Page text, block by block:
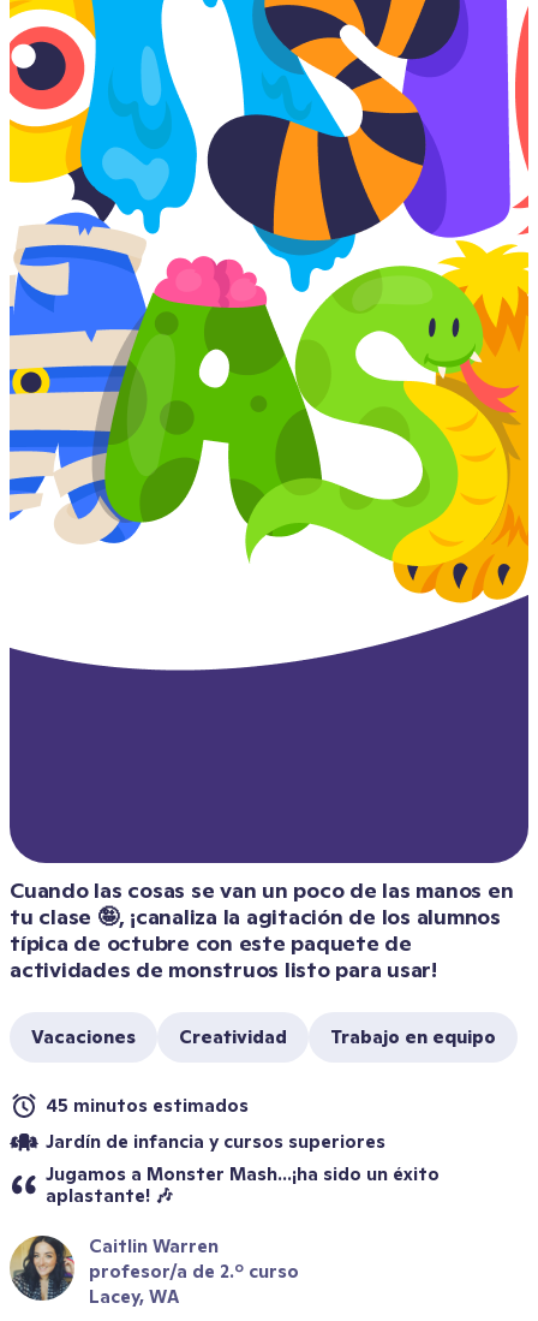
Cuando las cosas se van un poco de las manos en
tu clase 🤪, ¡canaliza la agitación de los alumnos
típica de octubre con este paquete de
actividades de monstruos listo para usar!
Vacaciones Creatividad Trabajo en equipo
45 minutos estimados
Jardín de infancia y cursos superiores
Jugamos a Monster Mash...¡ha sido un éxito
aplastante! 🎶
Caitlin Warren
profesor/a de 2.º curso
Lacey, WA